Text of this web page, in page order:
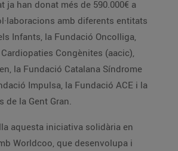
ja han donat més de 590.000€ a
amb diferents entitats
Congènites (aacic),
la Fundació Catalana Síndrome
Impulsa, la Fundació ACE i la
Fundació Amics de la Gent Gran.
aquesta iniciativa solidària en
i